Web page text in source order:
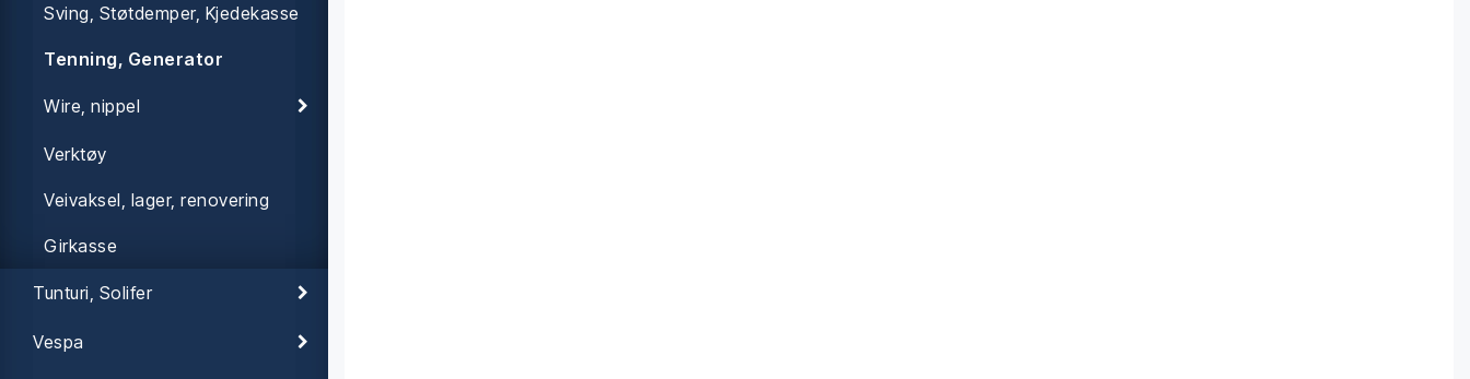
Sving, Støtdemper, Kjedekasse
Tenning, Generator
Wire, nippel
Verktøy
Veivaksel, lager, renovering
Girkasse
Tunturi, Solifer
Vespa